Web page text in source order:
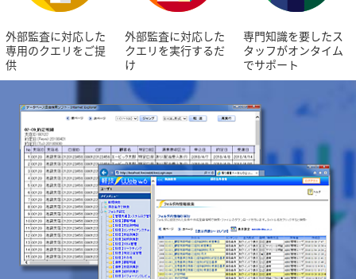
外部監査に対応した
専用のクエリをご提
供
外部監査に対応した
クエリを実行するだ
け
専門知識を要したス
タッフがオンタイム
でサポート